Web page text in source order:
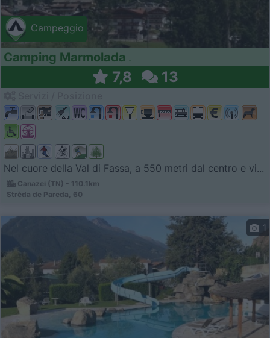
Campeggio
Camping Marmolada
7,8 13
Nel cuore della Val di Fassa, a 550 metri dal centro e vi...
Canazei (TN) - 110.1km
Strèda de Pareda, 60
1